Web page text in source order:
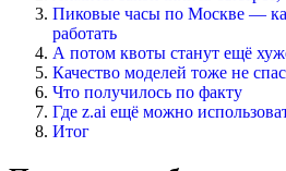
Пиковые часы по Москве —
работать
А потом квоты станут ещё
Качество моделей тоже не
Что получилось по факту
Где z.ai ещё можно
Итог